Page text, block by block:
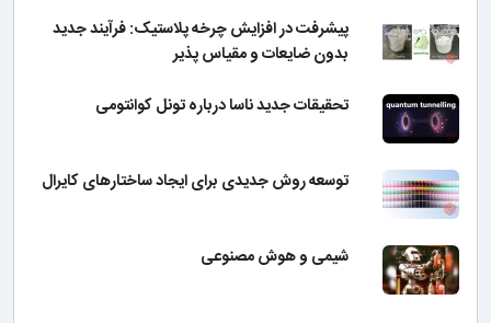
پیشرفت در افزایش چرخه پلاستیک: فرآیند جدید
بدون ضایعات و مقیاس پذیر
تحقیقات جدید ناسا درباره تونل کوانتومی
توسعه روش جدیدی برای ایجاد ساختارهای کایرال
شیمی و هوش مصنوعی